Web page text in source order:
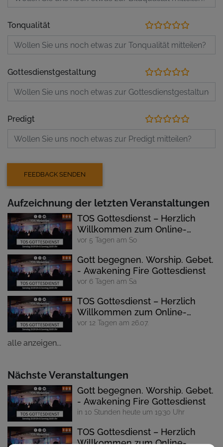
Tonqualität
Gottesdienstgestaltung
Predigt
Aufzeichnung der letzten Veranstaltungen
TOS Gottesdienst – Herzlich
Willkommen zum Online-
Gottesdienst
vor 5 Tagen am So
Gott begegnen. Worship. Gebet.
- Awakening Fire Gottesdienst
vor 6 Tagen am Sa
TOS Gottesdienst – Herzlich
Willkommen zum Online-
Gottesdienst
vor 12 Tagen am 26.07.
alle anzeigen...
Nächste Veranstaltungen
Gott begegnen. Worship. Gebet.
- Awakening Fire Gottesdienst
in 10 Stunden heute um 19:30 Uhr
TOS Gottesdienst – Herzlich
Willkommen zum Online-